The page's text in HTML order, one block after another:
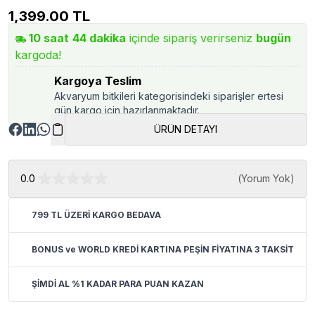
1,399.00 TL
10 saat 44 dakika içinde sipariş verirseniz bugün
kargoda!
Kargoya Teslim
Akvaryum bitkileri kategorisindeki siparişler ertesi
gün kargo için hazırlanmaktadır.
ÜRÜN DETAYI
0.0 (Yorum Yok)
799 TL ÜZERİ KARGO BEDAVA
BONUS ve WORLD KREDİ KARTINA PEŞİN FİYATINA 3 TAKSİT
ŞİMDİ AL %1 KADAR PARA PUAN KAZAN